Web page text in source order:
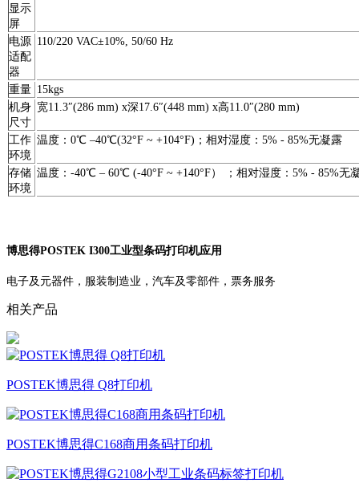
显示
屏
电源
适配
器
110/220 VAC±10%, 50/60 Hz
重量 15kgs
机身
尺寸
宽11.3″(286 mm) x深17.6″(448 mm) x高11.0″(280 mm)
工作
环境
温度：0℃ –40℃(32°F ~ +104°F)；相对湿度：5% - 85%无凝露
存储
环境
温度：-40℃ – 60℃ (-40°F ~ +140°F） ；相对湿度：5% - 85%无
博思得POSTEK I300工业型条码打印机应用
电子及元器件，服装制造业，汽车及零部件，票务服务
相关产品
POSTEK博思得 Q8打印机
POSTEK博思得C168商用条码打印机